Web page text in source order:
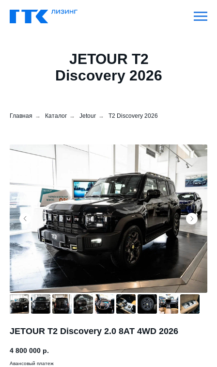
JETOUR T2
Discovery 2026
Главная → Каталог → Jetour → T2 Discovery 2026
JETOUR T2 Discovery 2.0 8AT 4WD 2026
4 800 000 р.
Авансовый платеж